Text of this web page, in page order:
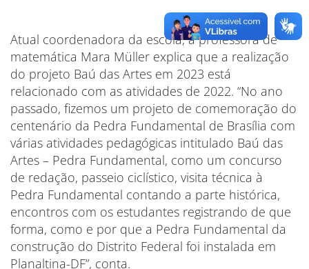
Atual coordenadora da escola, a professora de
matemática Mara Müller explica que a realização
do projeto Baú das Artes em 2023 está
relacionado com as atividades de 2022. “No ano
passado, fizemos um projeto de comemoração do
centenário da Pedra Fundamental de Brasília com
várias atividades pedagógicas intitulado Baú das
Artes – Pedra Fundamental, como um concurso
de redação, passeio ciclístico, visita técnica à
Pedra Fundamental contando a parte histórica,
encontros com os estudantes registrando de que
forma, como e por que a Pedra Fundamental da
construção do Distrito Federal foi instalada em
Planaltina-DF”, conta.